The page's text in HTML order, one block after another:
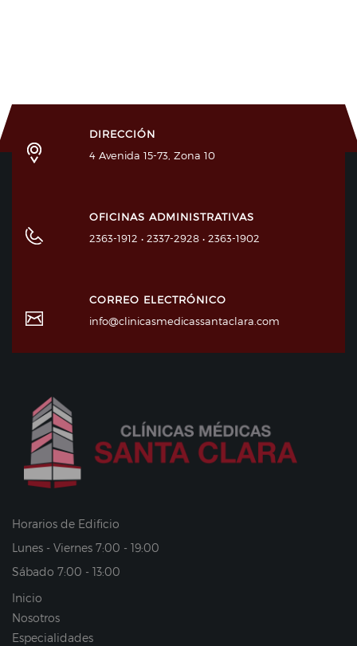
DIRECCIÓN
4 Avenida 15-73, Zona 10
OFICINAS ADMINISTRATIVAS
2363-1912 • 2337-2928 • 2363-1902
CORREO ELECTRÓNICO
info@clinicasmedicassantaclara.com
Horarios de Edificio
Lunes - Viernes 7:00 - 19:00
Sábado 7:00 - 13:00
Inicio
Nosotros
Especialidades